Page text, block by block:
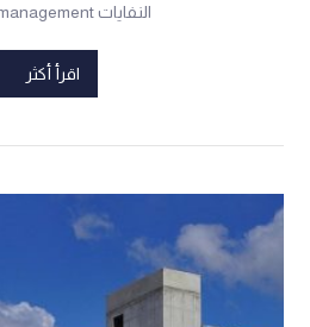
النفايات waste management ...
اقرأ أكثر